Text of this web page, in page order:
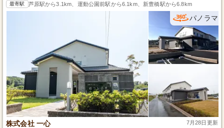
最寄駅 芦原駅から3.1km、運動公園前駅から6.1km、新豊橋駅から6.8km
パノラマ
株式会社 一心 7月28日更新